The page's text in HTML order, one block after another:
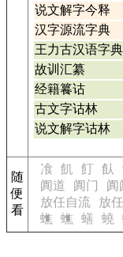
说文解字今释
汉字源流字典
王力古汉语字典
故训汇纂
经籍籑诂
古文字诂林
说文解字诂林
随
便
看
飡 飢 飣 飤
阗道
阗门 阗
放任自流
放
蟭
蟭 蟮 蟯